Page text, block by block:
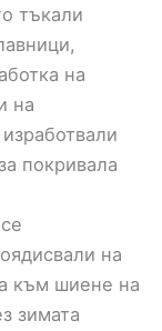
тъкали
на
на
покривала
на
към шиене на
зимата